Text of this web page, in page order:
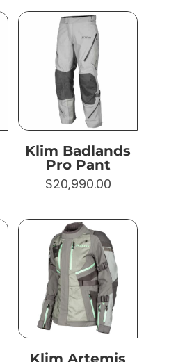
Klim Badlands
Pro Pant
$20,990.00
Klim Artemis